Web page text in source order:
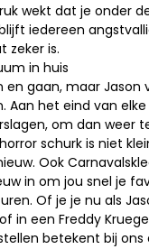
wekt dat je onder
iedereen
zeker is.
in huis
gaan, maar Jason
Aan het eind van
om dan weer
schurk is niet
Ook
in om jou snel je
Of je je nu als
in een Freddy
betekent bij